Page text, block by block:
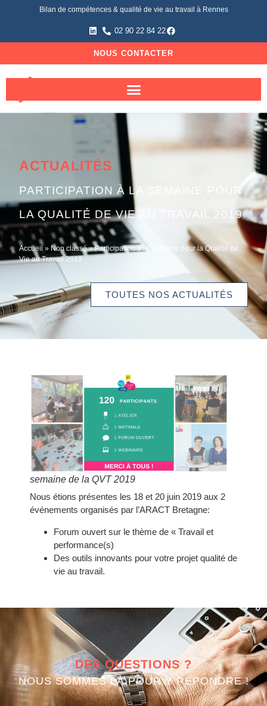
Bilan de compétences & qualité de vie au travail à Rennes
02 90 22 84 22
NOUS CONTACTER
ACTUALITÉS
PARTICIPATION À LA SEMAINE POUR
LA QUALITÉ DE VIE AU TRAVAIL 2019
Accueil» Non classé»Participation à la semaine pour la Qualité de
Vie au Travail 2019
TOUTES NOS ACTUALITÉS
semaine de la QVT 2019
Nous étions présentes les 18 et 20 juin 2019 aux 2
événements organisés par l’ARACT Bretagne:
Forum ouvert sur le thème de « Travail et
performance(s)
Des outils innovants pour votre projet qualité de
vie au travail.
DES QUESTIONS ?
NOUS SOMMES LÀ POUR Y RÉPONDRE !